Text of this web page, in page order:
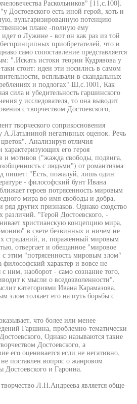
Раскольников" [11,с.100].
Достоевского есть иной герой, хоть и
вульгаризированную потенцию
плане -полную ему
о Лужине - вот он как раз из той
приобретателей, что и
само сопоставление представляется
".Искать истоки теории Кудрявова у
стоит: идеи эти носились в самом
всплывали в скандальных
и подлогах" Ш,с.1001, Как
сила и убедительность гаршинского
у исследователя, то она выводит
с творчеством Достоевского,
творческого соприкосновения
А.Латыниной негативных оценок. Речь
Анализируя отличия
его героя
и мотивов ("жажда свободы, подвига,
с людьми") от романтизма
пишет: "Есть, пожалуй, лишь один
- философский бунт Ивана
героев потрясенность мировым
мира во имя свободы и добра,
ряд других признаков. Однако сходство
различий. "Герой Достоевского, -
христианскую концепцию мира,
в свете безвинных и ничем не
страданий, и, пораженный мировым
отвергает и обещанное "мировое
этим "потрясенность мировым злом"
характер и вовсе не
с ним, наоборот - само сознание того,
к мысли о вседозволенности".
категориями Ивана Карамазова,
злом толкает его на путь борьбы с
что более или менее
Гаршина, проблемно-тематически
Однако называются такие
Достоевского, а
его оценивается если не негативно,
поставлен вопрос о жанровом
и Гароина.
Л.Н.Андреева является обще-